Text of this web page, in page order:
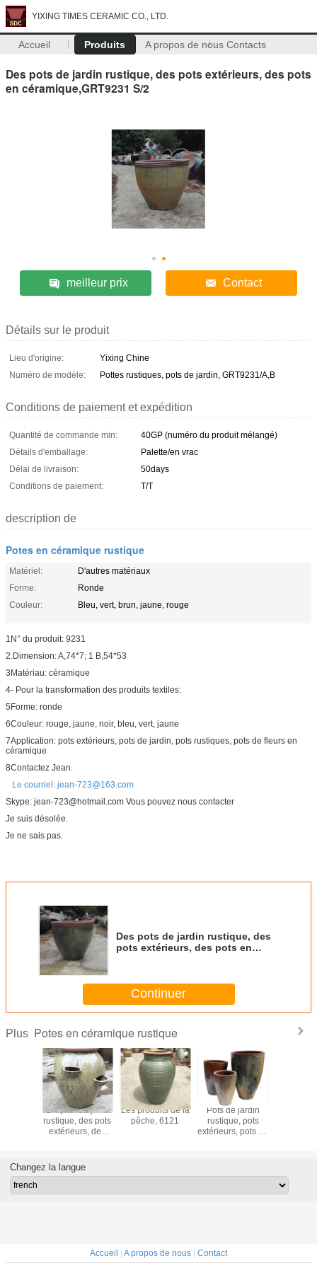
YIXING TIMES CERAMIC CO., LTD.
Accueil Produits A propos de nous Contacts
Des pots de jardin rustique, des pots extérieurs, des pots
en céramique,GRT9231 S/2
meilleur prix Contact
Détails sur le produit
Lieu d'origine:
Yixing Chine
Numéro de modèle:
Pottes rustiques, pots de jardin, GRT9231/A,B
Conditions de paiement et expédition
Quantité de commande min:
40GP (numéro du produit mélangé)
Détails d'emballage:
Palette/en vrac
Délai de livraison:
50days
Conditions de paiement:
T/T
description de
Potes en céramique rustique
Matériel:
D'autres matériaux
Forme:
Ronde
Couleur:
Bleu, vert, brun, jaune, rouge
1N° du produit: 9231
2.Dimension: A,74*7; 1 B,54*53
3Matériau: céramique
4- Pour la transformation des produits textiles:
5Forme: ronde
6Couleur: rouge, jaune, noir, bleu, vert, jaune
7Application: pots extérieurs, pots de jardin, pots rustiques, pots de fleurs en
céramique
8Contactez Jean.
Le courriel: jean-723@163.com
Skype: jean-723@hotmail.com Vous pouvez nous contacter
Je suis désolée.
Je ne sais pas.
Des pots de jardin rustique, des
pots extérieurs, des pots en
Continuer
Plus Potes en céramique rustique
Des pots de jardin
rustique, des pots
extérieurs, des
pots de fraises,
GRT9016
Les produits de la
pêche, 6121
Pots de jardin
rustique, pots
extérieurs, pots en
Changez la langue
Accueil | A propos de nous | Contact